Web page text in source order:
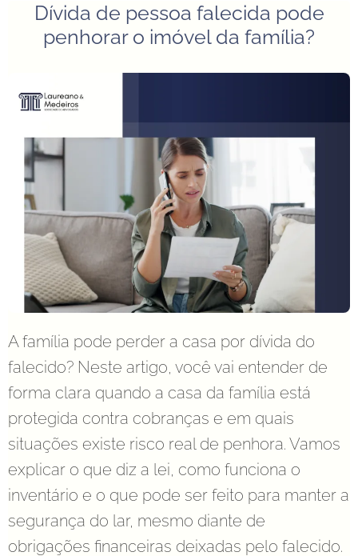
Dívida de pessoa falecida pode
penhorar o imóvel da família?
A família pode perder a casa por dívida do
falecido? Neste artigo, você vai entender de
forma clara quando a casa da família está
protegida contra cobranças e em quais
situações existe risco real de penhora. Vamos
explicar o que diz a lei, como funciona o
inventário e o que pode ser feito para manter a
segurança do lar, mesmo diante de
obrigações financeiras deixadas pelo falecido.